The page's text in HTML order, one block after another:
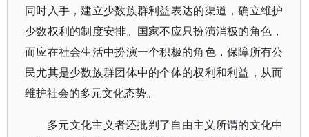
同时入手，建立少数族群利益表达的渠道，确立维护
少数权利的制度安排。国家不应只扮演消极的角色，
而应在社会生活中扮演一个积极的角色，保障所有公
民尤其是少数族群团体中的个体的权利和利益，从而
维护社会的多元文化态势。
多元文化主义者还批判了自由主义所谓的文化中